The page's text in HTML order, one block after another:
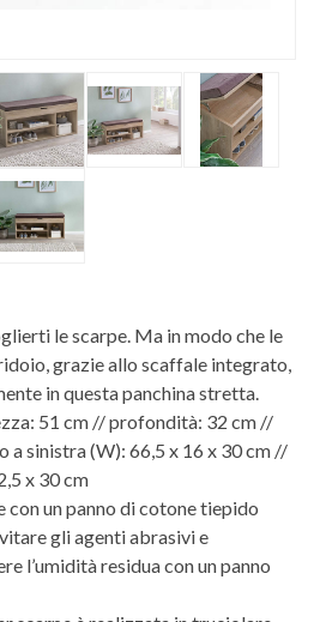
le scarpe. Ma in modo che le
grazie allo scaffale integrato,
in questa panchina stretta.
51 cm // profondità: 32 cm //
a sinistra (W): 66,5 x 16 x 30 cm //
x 30 cm
con un panno di cotone tiepido
gli agenti abrasivi e
l’umidità residua con un panno